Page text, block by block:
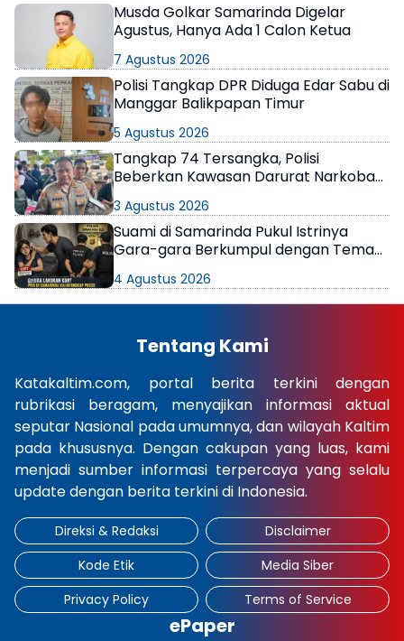
Musda Golkar Samarinda Digelar
Agustus, Hanya Ada 1 Calon Ketua
7 Agustus 2026
Polisi Tangkap DPR Diduga Edar Sabu di
Manggar Balikpapan Timur
5 Agustus 2026
Tangkap 74 Tersangka, Polisi
Beberkan Kawasan Darurat Narkoba
3 Agustus 2026
Suami di Samarinda Pukul Istrinya
Gara-gara Berkumpul dengan Teman
4 Agustus 2026
Tentang Kami
Katakaltim.com, portal berita terkini dengan
rubrikasi beragam, menyajikan informasi aktual
seputar Nasional pada umumnya, dan wilayah Kaltim
pada khususnya. Dengan cakupan yang luas, kami
menjadi sumber informasi terpercaya yang selalu
update dengan berita terkini di Indonesia.
Direksi & Redaksi
Disclaimer
Kode Etik
Media Siber
Privacy Policy
Terms of Service
ePaper